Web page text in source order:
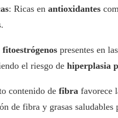
: Ricas en antioxidantes
fitoestrógenos presentes en
el riesgo de hiperplasia
contenido de fibra favorece
de fibra y grasas saludables